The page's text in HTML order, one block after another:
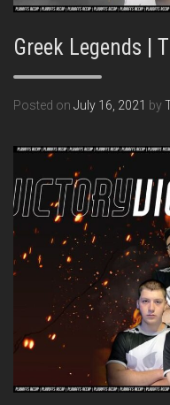
Greek Legends |
Posted on July 16, 2021 by